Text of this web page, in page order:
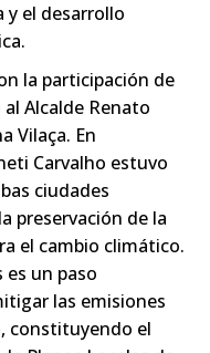
y el desarrollo
la participación de
Alcalde Renato
Vilaça. En
Carvalho estuvo
ciudades
preservación de la
el cambio climático.
es un paso
las emisiones
constituyendo el